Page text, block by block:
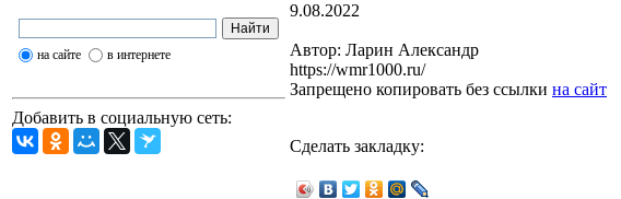
на сайте в интернете
Добавить в социальную сеть:
9.08.2022
Автор: Ларин Александр
https://wmr1000.ru/
Запрещено копировать без ссылки на сайт
Сделать закладку: